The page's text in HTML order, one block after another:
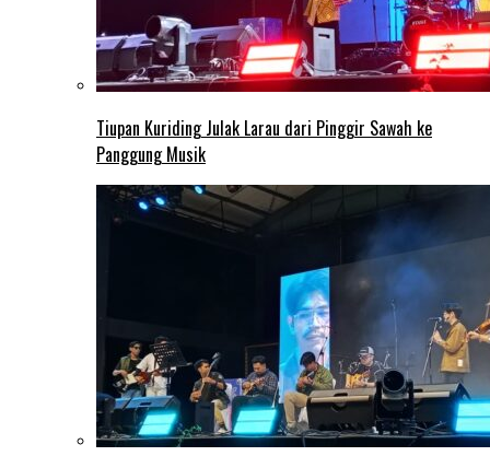
Tiupan Kuriding Julak Larau dari Pinggir Sawah ke
Panggung Musik